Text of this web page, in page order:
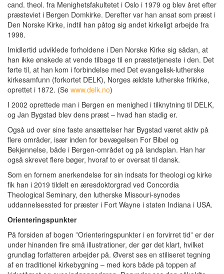
cand. theol. fra Menighetsfakultetet i Oslo i 1979 og blev året efter
præsteviet i Bergen Domkirke. Derefter var han ansat som præst i
Den Norske Kirke, indtil han påtog sig andet kirkeligt arbejde fra
1998.
Imidlertid udviklede forholdene i Den Norske Kirke sig sådan, at
han ikke ønskede at vende tilbage til en præstetjeneste i den. Det
førte til, at han kom i forbindelse med Det evangelisk-lutherske
kirkesamfunn (forkortet DELK), Norges ældste lutherske frikirke,
oprettet i 1872. (Se www.delk.no)
I 2002 oprettede man i Bergen en menighed i tilknytning til DELK,
og Jan Bygstad blev dens præst – hvad han stadig er.
Også ud over sine faste ansættelser har Bygstad været aktiv på
flere områder, især inden for bevægelsen For Bibel og
Bekjennelse, både i Bergen-området og på landsplan. Han har
også skrevet flere bøger, hvoraf to er oversat til dansk.
Som en fornem anerkendelse for sin indsats for theologi og kirke
fik han i 2019 tildelt en æresdoktorgrad ved Concordia
Theological Seminary, den lutherske Missouri-synodes
uddannelsessted for præster i Fort Wayne i staten Indiana i USA.
Orienteringspunkter
På forsiden af bogen ”Orienteringspunkter i en forvirret tid” er der
under hinanden fire små illustrationer, der gør det klart, hvilket
grundlag forfatteren arbejder på. Øverst ses en stiliseret tegning
af en traditionel kirkebygning – med kors både på toppen af